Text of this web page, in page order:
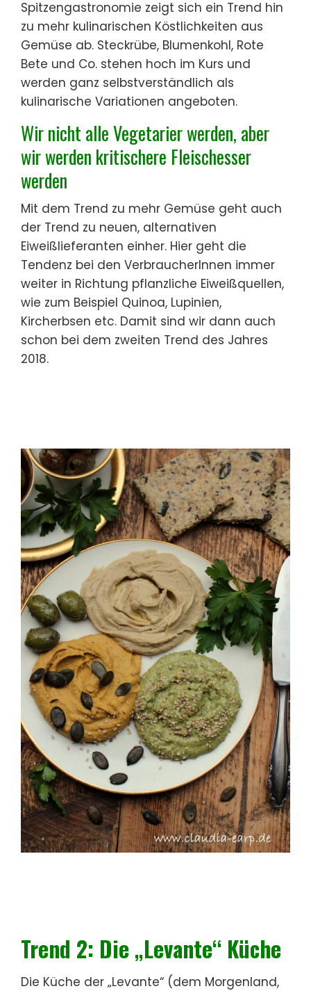
Spitzengastronomie zeigt sich ein Trend hin
zu mehr kulinarischen Köstlichkeiten aus
Gemüse ab. Steckrübe, Blumenkohl, Rote
Bete und Co. stehen hoch im Kurs und
werden ganz selbstverständlich als
kulinarische Variationen angeboten.
Wir nicht alle Vegetarier werden, aber
wir werden kritischere Fleischesser
werden
Mit dem Trend zu mehr Gemüse geht auch
der Trend zu neuen, alternativen
Eiweißlieferanten einher. Hier geht die
Tendenz bei den VerbraucherInnen immer
weiter in Richtung pflanzliche Eiweißquellen,
wie zum Beispiel Quinoa, Lupinien,
Kircherbsen etc. Damit sind wir dann auch
schon bei dem zweiten Trend des Jahres
2018.
Trend 2: Die „Levante“ Küche
Die Küche der „Levante“ (dem Morgenland,